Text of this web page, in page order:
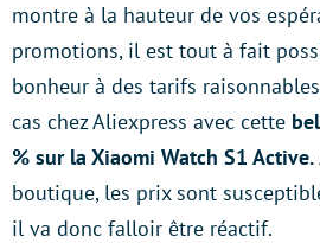
montre à la hauteur de vos
promotions, il est tout à fait
bonheur à des tarifs
cas chez Aliexpress avec cette
% sur la Xiaomi Watch S1 Active.
boutique, les prix sont
il va donc falloir être réactif.